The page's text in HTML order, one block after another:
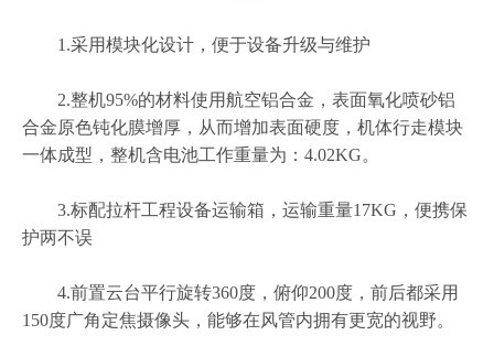
1.采用模块化设计，便于设备升级与维护
2.整机95%的材料使用航空铝合金，表面氧化喷砂铝
合金原色钝化膜增厚，从而增加表面硬度，机体行走模块
一体成型，整机含电池工作重量为：4.02KG。
3.标配拉杆工程设备运输箱，运输重量17KG，便携保
护两不误
4.前置云台平行旋转360度，俯仰200度，前后都采用
150度广角定焦摄像头，能够在风管内拥有更宽的视野。